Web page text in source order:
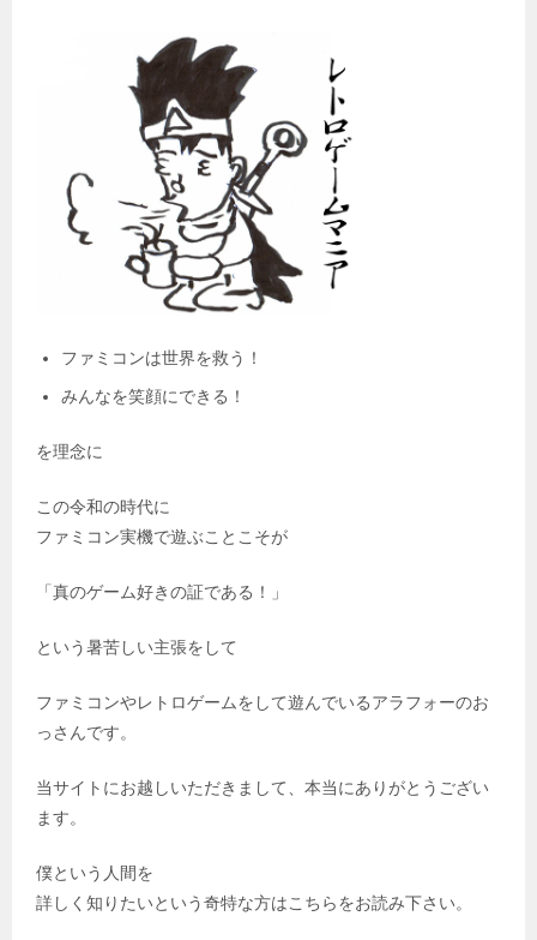
ファミコンは世界を救う！
みんなを笑顔にできる！
を理念に
この令和の時代に
ファミコン実機で遊ぶことこそが
「真のゲーム好きの証である！」
という暑苦しい主張をして
ファミコンやレトロゲームをして遊んでいるアラフォーのお
っさんです。
当サイトにお越しいただきまして、本当にありがとうござい
ます。
僕という人間を
詳しく知りたいという奇特な方はこちらをお読み下さい。